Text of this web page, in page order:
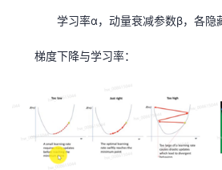
学习率α，动量衰减参数β，各隐
梯度下降与学习率：